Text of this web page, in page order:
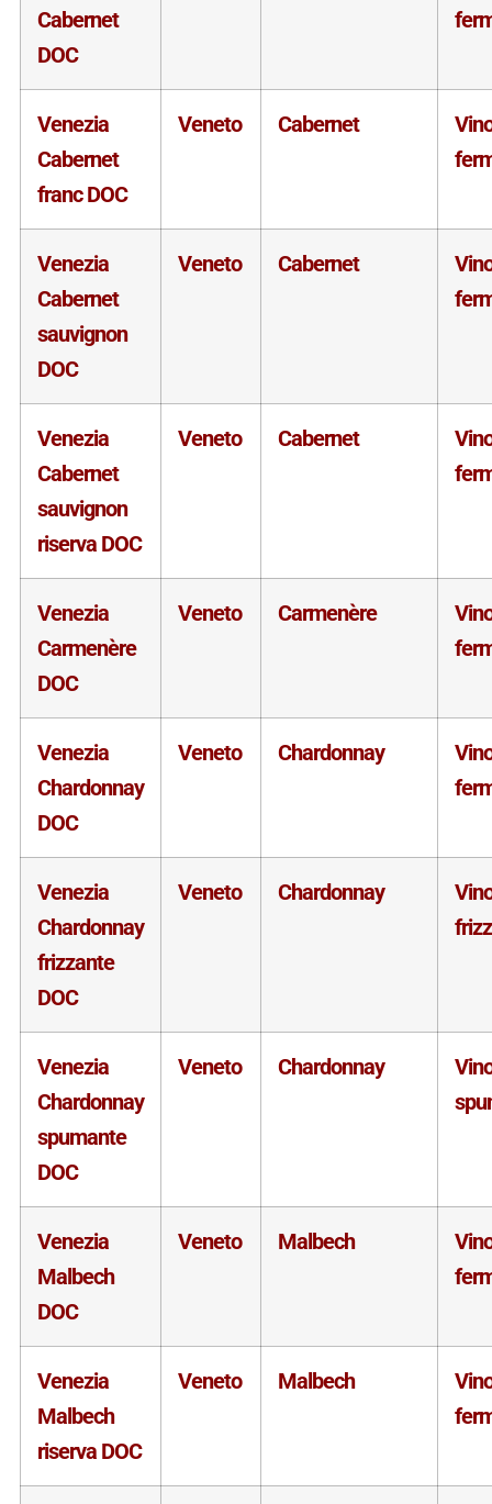
Cabernet
DOC
Venezia
Cabernet
franc DOC
Veneto Cabernet
Venezia
Cabernet
sauvignon
DOC
Veneto Cabernet
Venezia
Cabernet
sauvignon
riserva DOC
Veneto Cabernet
Venezia
Carmenère
DOC
Veneto Carmenère
Venezia
Chardonnay
DOC
Veneto Chardonnay
Venezia
Chardonnay
frizzante
DOC
Veneto Chardonnay
Venezia
Chardonnay
spumante
DOC
Veneto Chardonnay
Venezia
Malbech
DOC
Veneto Malbech
Venezia
Malbech
riserva DOC
Veneto Malbech